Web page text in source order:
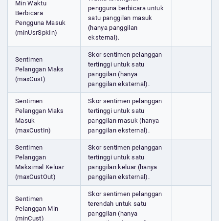
Min Waktu
Berbicara
Pengguna Masuk
(minUsrSpkIn)
pengguna berbicara untuk
satu panggilan masuk
(hanya panggilan
eksternal).
Sentimen
Pelanggan Maks
(maxCust)
Skor sentimen pelanggan
tertinggi untuk satu
panggilan (hanya
panggilan eksternal).
Sentimen
Pelanggan Maks
Masuk
(maxCustIn)
Skor sentimen pelanggan
tertinggi untuk satu
panggilan masuk (hanya
panggilan eksternal).
Sentimen
Pelanggan
Maksimal Keluar
(maxCustOut)
Skor sentimen pelanggan
tertinggi untuk satu
panggilan keluar (hanya
panggilan eksternal).
Sentimen
Pelanggan Min
(minCust)
Skor sentimen pelanggan
terendah untuk satu
panggilan (hanya